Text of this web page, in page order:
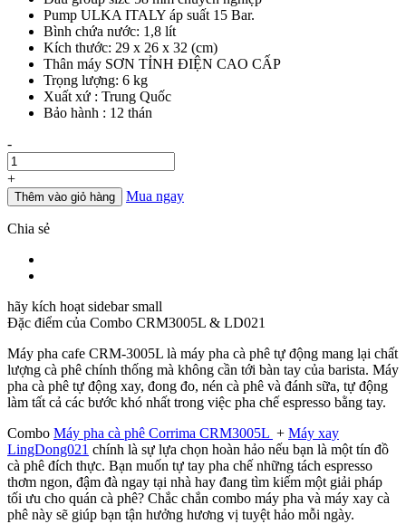
9.500.000đ.
Pump ULKA ITALY áp suất 15 Bar.
Bình chứa nước: 1,8 lít
Kích thước: 29 x 26 x 32 (cm)
Thân máy SƠN TỈNH ĐIỆN CAO CẤP
Trọng lượng: 6 kg
Xuất xứ : Trung Quốc
Bảo hành : 12 thán
Số
lượng
-
+
Thêm vào giỏ hàng Mua ngay
Chia sẻ
hãy kích hoạt sidebar small
Đặc điểm của Combo CRM3005L & LD021
Máy pha cafe CRM-3005L là máy pha cà phê tự động mang lại chất
lượng cà phê chính thống mà không cần tới bàn tay của barista. Máy
pha cà phê tự động xay, đong đo, nén cà phê và đánh sữa, tự động
làm tất cả các bước khó nhất trong việc pha chế espresso bằng tay.
Combo Máy pha cà phê Corrima CRM3005L + Máy xay
LingDong021 chính là sự lựa chọn hoàn hảo nếu bạn là một tín đồ
cà phê đích thực. Bạn muốn tự tay pha chế những tách espresso
thơm ngon, đậm đà ngay tại nhà hay đang tìm kiếm một giải pháp
tối ưu cho quán cà phê? Chắc chắn combo máy pha và máy xay cà
phê này sẽ giúp bạn tận hưởng hương vị tuyệt hảo mỗi ngày.